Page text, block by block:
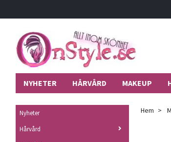
NYHETER HÅRVÅRD MAKEUP
Nyheter
Hårvård
Hem